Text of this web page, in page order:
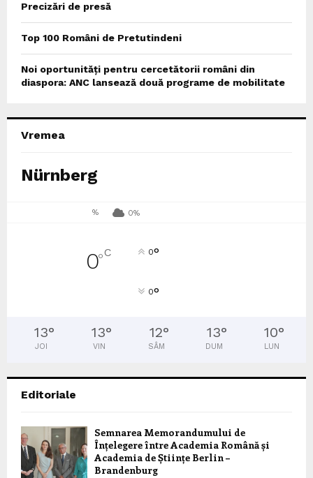
Precizări de presă
Top 100 Români de Pretutindeni
Noi oportunități pentru cercetătorii români din
diaspora: ANC lansează două programe de mobilitate
Vremea
Nürnberg
% 0%
0°C 0°
0°
13°
JOI
13°
VIN
12°
SÂM
13°
DUM
10°
LUN
Editoriale
Semnarea Memorandumului de
Înțelegere între Academia Română și
Academia de Științe Berlin –
Brandenburg